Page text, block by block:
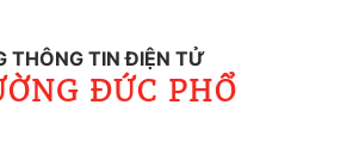
THÔNG TIN ĐIỆN TỬ
ĐỨC PHỔ